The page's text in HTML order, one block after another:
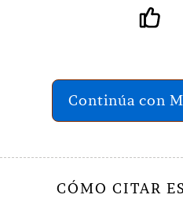
Continúa con
CÓMO CITAR